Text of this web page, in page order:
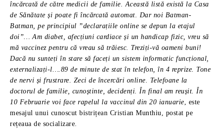
încărcată de către medicii de familie. Această listă există la Casa
de Sănătate și poate fi încărcată automat. Dar noi Batman-
Batman, pe principiul ”declarațiile online se depun la etajul
doi”… Am diabet, afecțiuni cardiace și un handicap fizic, vreu să
mă vaccinez pentru că vreau să trăiesc. Treziți-vă oameni buni!
Dacă nu sunteți în stare să faceți un sistem informatic funcțional,
externalizați-l….89 de minute de stat în telefon, în 4 reprize. Tone
de nervi și frustrare. Zeci de încercări online. Telefoane la
doctorul de familie, cunoștinte, decidenți. În final am reușit. În
10 Februarie voi face rapelul la vaccinul din 20 ianuarie, este
mesajul unui cunoscut bistrițean Cristian Munthiu, postat pe
rețeaua de socializare.